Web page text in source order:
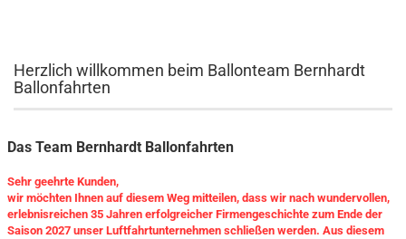
Herzlich willkommen beim Ballonteam Bernhardt
Ballonfahrten
Das Team Bernhardt Ballonfahrten
Sehr geehrte Kunden,
wir möchten Ihnen auf diesem Weg mitteilen, dass wir nach wundervollen,
erlebnisreichen 35 Jahren erfolgreicher Firmengeschichte zum Ende der
Saison 2027 unser Luftfahrtunternehmen schließen werden. Aus diesem